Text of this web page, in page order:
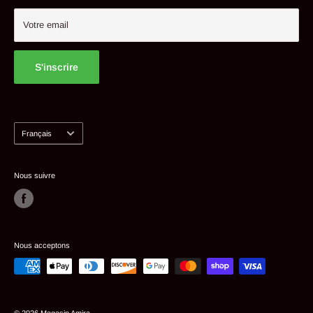
Votre email
S'inscrire
Français
Nous suivre
Nous acceptons